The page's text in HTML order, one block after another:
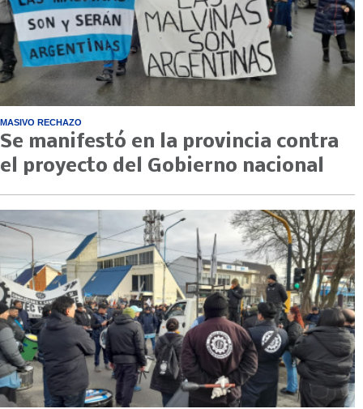
MASIVO RECHAZO
Se manifestó en la provincia contra
el proyecto del Gobierno nacional